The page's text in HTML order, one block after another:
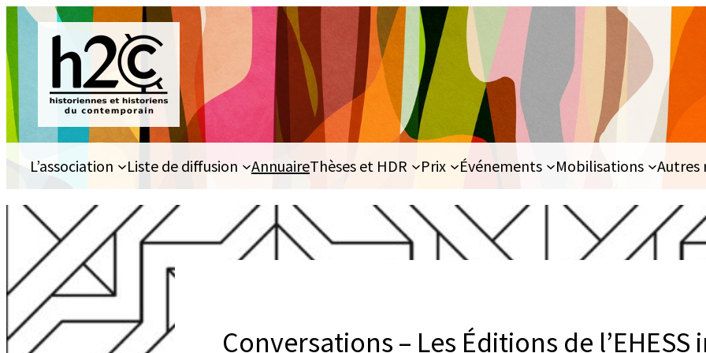
Aller
au
contenu
L’association Liste de diffusion AnnuaireThèses et HDR Prix Événements Mobilisations Autres
Conversations – Les Éditions de